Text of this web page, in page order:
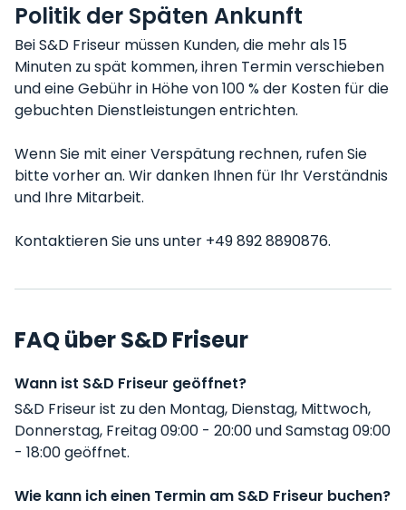
Politik der Späten Ankunft
Bei S&D Friseur müssen Kunden, die mehr als 15
Minuten zu spät kommen, ihren Termin verschieben
und eine Gebühr in Höhe von 100 % der Kosten für die
gebuchten Dienstleistungen entrichten.
Wenn Sie mit einer Verspätung rechnen, rufen Sie
bitte vorher an. Wir danken Ihnen für Ihr Verständnis
und Ihre Mitarbeit.
Kontaktieren Sie uns unter +49 892 8890876.
FAQ über S&D Friseur
Wann ist S&D Friseur geöffnet?
S&D Friseur ist zu den Montag, Dienstag, Mittwoch,
Donnerstag, Freitag 09:00 - 20:00 und Samstag 09:00
- 18:00 geöffnet.
Wie kann ich einen Termin am S&D Friseur buchen?